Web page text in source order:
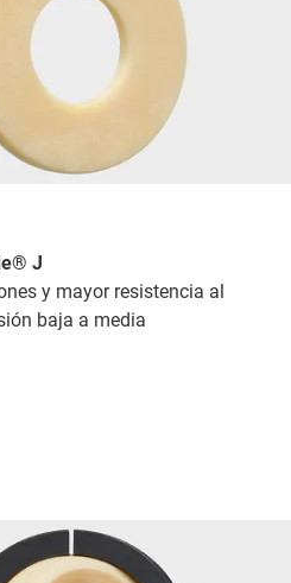
J
y mayor resistencia al
baja a media